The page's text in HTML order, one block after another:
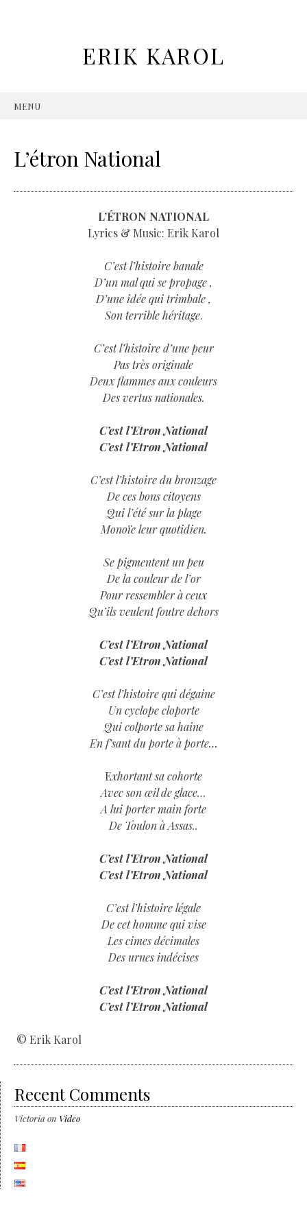
ERIK KAROL
MENU
L’étron National
L’ÉTRON NATIONAL
Lyrics & Music: Erik Karol
C’est l’histoire banale
D’un mal qui se propage ,
D’une idée qui trimbale ,
Son terrible héritage.
C’est l’histoire d’une peur
Pas très originale
Deux flammes aux couleurs
Des vertus nationales.
C’est l’Etron National
C’est l’Etron National
C’est l’histoire du bronzage
De ces bons citoyens
Qui l’été sur la plage
Monoïe leur quotidien.
Se pigmentent un peu
De la couleur de l’or
Pour ressembler à ceux
Qu’ils veulent foutre dehors
C’est l’Etron National
C’est l’Etron National
C’est l’histoire qui dégaine
Un cyclope cloporte
Qui colporte sa haine
En f’sant du porte à porte…
Exhortant sa cohorte
Avec son œil de glace…
A lui porter main forte
De Toulon à Assas..
C’est l’Etron National
C’est l’Etron National
C’est l’histoire légale
De cet homme qui vise
Les cimes décimales
Des urnes indécises
C’est l’Etron National
C’est l’Etron National
© Erik Karol
Recent Comments
Victoria on Video